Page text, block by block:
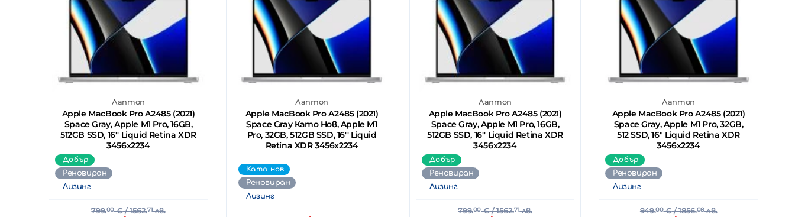
Лаптоп
Apple MacBook Pro A2485 (2021)
Space Gray, Apple M1 Pro, 16GB,
512GB SSD, 16'' Liquid Retina XDR
3456x2234
Добър
Реновиран
Лизинг
799.00€/ 1562.71лв.
Лаптоп
Apple MacBook Pro A2485 (2021)
Space Gray Като Нов, Apple M1
Pro, 32GB, 512GB SSD, 16'' Liquid
Retina XDR 3456x2234
Като нов
Реновиран
Лизинг
Лаптоп
Apple MacBook Pro A2485 (2021)
Space Gray, Apple M1 Pro, 16GB,
512GB SSD, 16'' Liquid Retina XDR
3456x2234
Добър
Реновиран
Лизинг
799.00€/ 1562.71лв.
Лаптоп
Apple MacBook Pro A2485 (2021)
Space Gray, Apple M1 Pro, 32GB,
512 SSD, 16" Liquid Retina XDR
3456x2234
Добър
Реновиран
Лизинг
949.00€/ 1856.08лв.